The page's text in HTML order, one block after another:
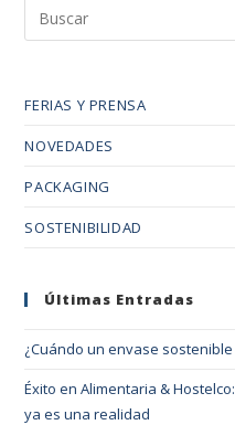
FERIAS Y PRENSA
NOVEDADES
PACKAGING
SOSTENIBILIDAD
Últimas Entradas
¿Cuándo un envase
Éxito en Alimentaria &
ya es una realidad